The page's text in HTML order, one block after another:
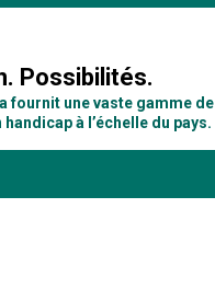
Possibilités.
fournit une vaste gamme de
à l’échelle du pays.